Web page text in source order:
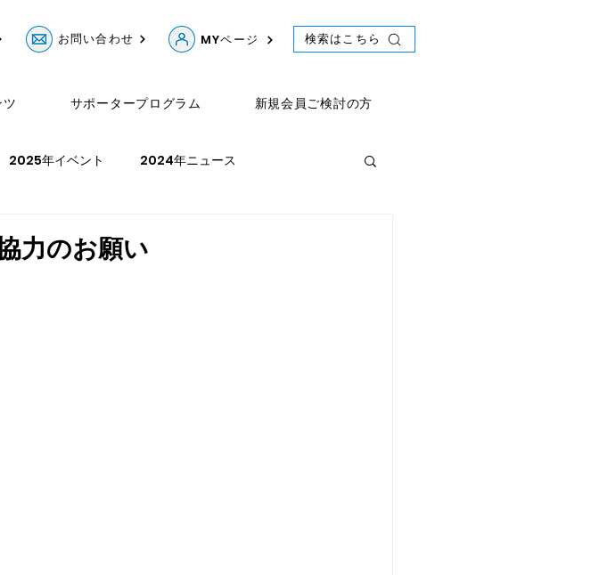
お問い合わせ MYページ 検索はこちら
サポータープログラム 新規会員ご検討の方
2025年イベント 2024年ニュース
年ニュース
力のお願い